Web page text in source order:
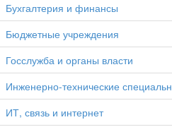
Бухгалтерия и финансы
Бюджетные учреждения
Госслужба и органы власти
Инженерно-технические
ИТ, связь и интернет